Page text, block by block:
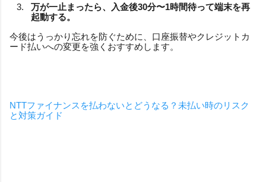
万が一止まったら、入金後30分〜1時間待って端末を再
起動する。
今後はうっかり忘れを防ぐために、口座振替やクレジットカ
ード払いへの変更を強くおすすめします。
NTTファイナンスを払わないとどうなる？未払い時のリスク
と対策ガイド